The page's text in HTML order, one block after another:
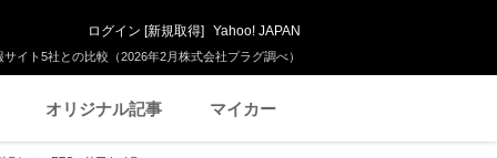
イト5社との比較（2026年2月株式会社プラグ調べ）
ログイン [新規取得] Yahoo! JAPAN
オリジナル記事 マイカー